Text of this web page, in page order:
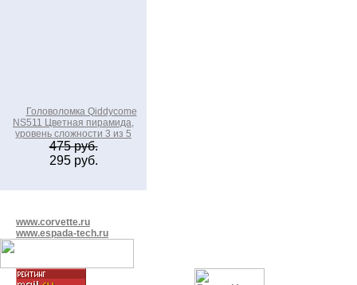
Головоломка Qiddycome
NS511 Цветная пирамида,
уровень сложности 3 из 5
475 руб.
295 руб.
www.corvette.ru
www.espada-tech.ru